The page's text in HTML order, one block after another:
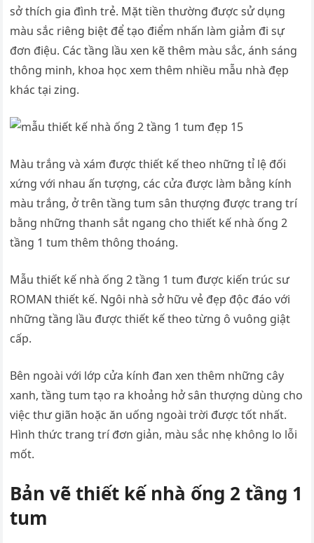
sở thích gia đình trẻ. Mặt tiền thường được sử dụng
màu sắc riêng biệt để tạo điểm nhấn làm giảm đi sự
đơn điệu. Các tầng lầu xen kẽ thêm màu sắc, ánh sáng
thông minh, khoa học xem thêm nhiều mẫu nhà đẹp
khác tại zing.
Màu trắng và xám được thiết kế theo những tỉ lệ đối
xứng với nhau ấn tượng, các cửa được làm bằng kính
màu trắng, ở trên tầng tum sân thượng được trang trí
bằng những thanh sắt ngang cho thiết kế nhà ống 2
tầng 1 tum thêm thông thoáng.
Mẫu thiết kế nhà ống 2 tầng 1 tum được kiến trúc sư
ROMAN thiết kế. Ngôi nhà sở hữu vẻ đẹp độc đáo với
những tầng lầu được thiết kế theo từng ô vuông giật
cấp.
Bên ngoài với lớp cửa kính đan xen thêm những cây
xanh, tầng tum tạo ra khoảng hở sân thượng dùng cho
việc thư giãn hoặc ăn uống ngoài trời được tốt nhất.
Hình thức trang trí đơn giản, màu sắc nhẹ không lo lỗi
mốt.
Bản vẽ thiết kế nhà ống 2 tầng 1
tum